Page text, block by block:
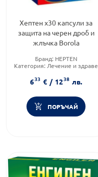
Хептен х30 капсули за
защита на черен дроб и
жлъчка Borola
Бранд: HEPTEN
Категория: Лечение и здраве
633 € / 1238 лв.
ПОРЪЧАЙ